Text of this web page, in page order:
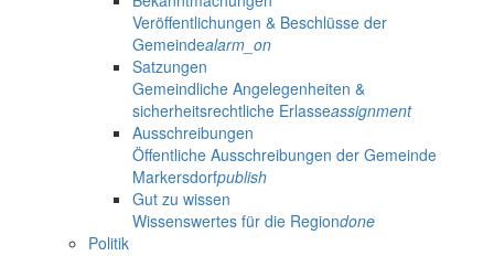
Veröffentlichungen & Beschlüsse der
Gemeindealarm_on
Satzungen
Gemeindliche Angelegenheiten &
sicherheitsrechtliche Erlasseassignment
Ausschreibungen
Öffentliche Ausschreibungen der Gemeinde
Markersdorfpublish
Gut zu wissen
Wissenswertes für die Regiondone
Politik